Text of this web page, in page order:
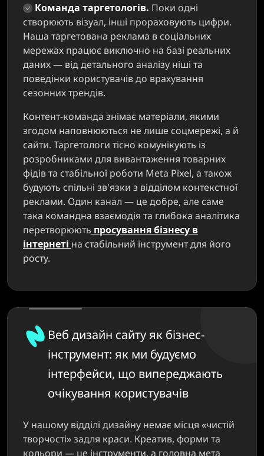
Команда таргетологів. Поки одні
створюють візуал, інші прораховують цифри.
Наша таргетована реклама в соціальних
мережах працює виключно на базі реальних
даних — від детального аналізу ніші та
поведінки користувачів до врахування
сезонних трендів.
Контент-команда знімає матеріали, якими
згодом наповнюються не лише соцмережі, а й
сайти. Таргетологи тісно комунікують із
розробниками для вивантаження товарних
фідів та стабільної роботи Meta Pixel, а також
будують спільні зв'язки з відділом контекстної
реклами. Один канал — це добре, але саме
така командна взаємодія та глибока аналітика
перетворюють просування бізнесу в
інтернеті на стабільний інструмент для його
росту.
Веб дизайн сайту як бізнес-
інструмент: як ми будуємо
інтерфейси, що випереджають
очікування користувачів
У нашому відділі дизайну немає місця «чистій
творчості» задля краси. Креатив, форми та
кольори — це інструменти, а головна мета